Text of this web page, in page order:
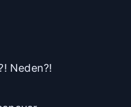
Neden?!